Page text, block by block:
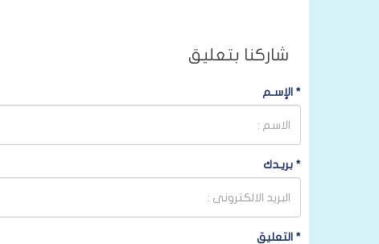
شاركنا بتعليق
* الإسـم
* بريـدك
* التعليق